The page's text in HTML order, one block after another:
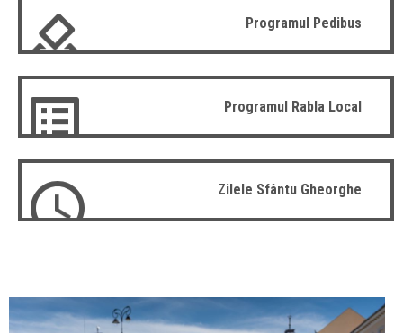
Programul Pedibus
Programul Rabla Local
Zilele Sfântu Gheorghe